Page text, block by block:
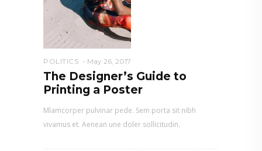
POLITICS May 26, 2017
The Designer’s Guide to
Printing a Poster
Mlamcorper pulvinar pede. Sem porta sit nibh
vivamus et. Aenean une doler sollicitudin.